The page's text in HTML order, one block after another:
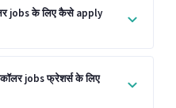
jobs के लिए कैसे apply
jobs फ्रेशर्स के लिए